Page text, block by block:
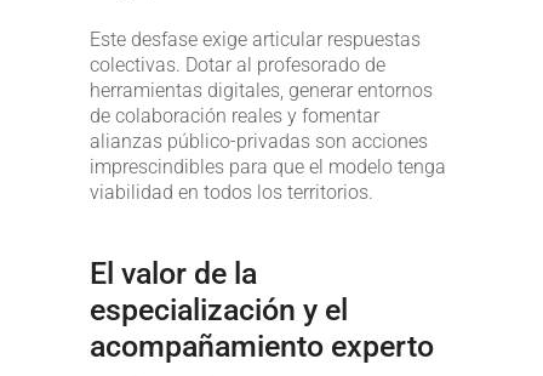
Este desfase exige articular respuestas
colectivas. Dotar al profesorado de
herramientas digitales, generar entornos
de colaboración reales y fomentar
alianzas público-privadas son acciones
imprescindibles para que el modelo tenga
viabilidad en todos los territorios.
El valor de la
especialización y el
acompañamiento experto